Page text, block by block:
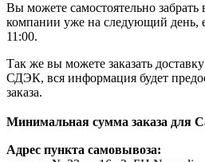
Вы можете самостоятельно
компании уже на следующий день,
11:00.
Так же вы можете заказать
СДЭК, вся информация будет
заказа.
Минимальная сумма заказа для
Адрес пункта самовывоза: